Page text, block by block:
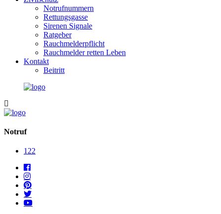
Notrufnummern
Rettungsgasse
Sirenen Signale
Ratgeber
Rauchmelderpflicht
Rauchmelder retten Leben
Kontakt
Beitritt
Notruf
122